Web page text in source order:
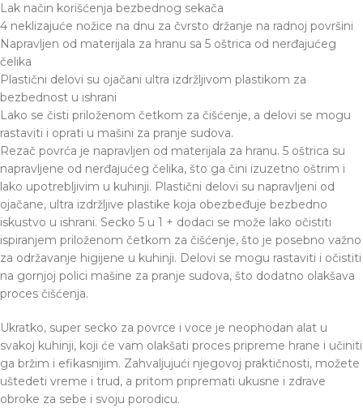
Lak način korišćenja bezbednog sekača
4 neklizajuće nožice na dnu za čvrsto držanje na radnoj površini
Napravljen od materijala za hranu sa 5 oštrica od nerđajućeg
čelika
Plastični delovi su ojačani ultra izdržljivom plastikom za
bezbednost u ishrani
Lako se čisti priloženom četkom za čišćenje, a delovi se mogu
rastaviti i oprati u mašini za pranje sudova.
Rezač povrća je napravljen od materijala za hranu. 5 oštrica su
napravljene od nerđajućeg čelika, što ga čini izuzetno oštrim i
lako upotrebljivim u kuhinji. Plastični delovi su napravljeni od
ojačane, ultra izdržljive plastike koja obezbeđuje bezbedno
iskustvo u ishrani. Secko 5 u 1 + dodaci se može lako očistiti
ispiranjem priloženom četkom za čišćenje, što je posebno važno
za održavanje higijene u kuhinji. Delovi se mogu rastaviti i očistiti
na gornjoj polici mašine za pranje sudova, što dodatno olakšava
proces čišćenja.
Ukratko, super secko za povrce i voce je neophodan alat u
svakoj kuhinji, koji će vam olakšati proces pripreme hrane i učiniti
ga bržim i efikasnijim. Zahvaljujući njegovoj praktičnosti, možete
uštedeti vreme i trud, a pritom pripremati ukusne i zdrave
obroke za sebe i svoju porodicu.